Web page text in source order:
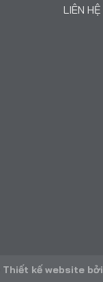
LIÊN HỆ
Thiết kế websitebởi